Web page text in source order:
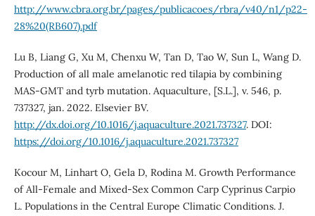
http://www.cbra.org.br/pages/publicacoes/rbra/v40/n1/p22-
28%20(RB607).pdf
Lu B, Liang G, Xu M, Chenxu W, Tan D, Tao W, Sun L, Wang D.
Production of all male amelanotic red tilapia by combining
MAS-GMT and tyrb mutation. Aquaculture, [S.L.], v. 546, p.
737327, jan. 2022. Elsevier BV.
http://dx.doi.org/10.1016/j.aquaculture.2021.737327. DOI:
https://doi.org/10.1016/j.aquaculture.2021.737327
Kocour M, Linhart O, Gela D, Rodina M. Growth Performance
of All-Female and Mixed-Sex Common Carp Cyprinus Carpio
L. Populations in the Central Europe Climatic Conditions. J.